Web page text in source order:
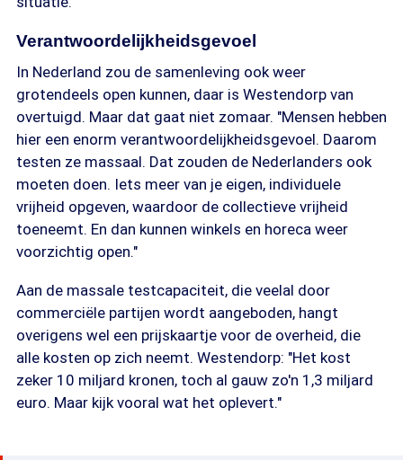
Verantwoordelijkheidsgevoel
In Nederland zou de samenleving ook weer
grotendeels open kunnen, daar is Westendorp van
overtuigd. Maar dat gaat niet zomaar. "Mensen hebben
hier een enorm verantwoordelijkheidsgevoel. Daarom
testen ze massaal. Dat zouden de Nederlanders ook
moeten doen. Iets meer van je eigen, individuele
vrijheid opgeven, waardoor de collectieve vrijheid
toeneemt. En dan kunnen winkels en horeca weer
voorzichtig open."
Aan de massale testcapaciteit, die veelal door
commerciële partijen wordt aangeboden, hangt
overigens wel een prijskaartje voor de overheid, die
alle kosten op zich neemt. Westendorp: "Het kost
zeker 10 miljard kronen, toch al gauw zo'n 1,3 miljard
euro. Maar kijk vooral wat het oplevert."